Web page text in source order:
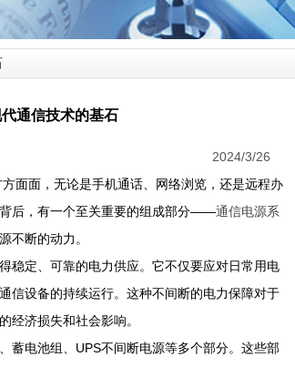
通信技术的基石
2024/3/26
面，无论是手机通话、网络浏览，还是远程办
后，有一个至关重要的组成部分——通信电源系
不断的动力。
定、可靠的电力供应。它不仅要应对日常用电
信设备的持续运行。这种不间断的电力保障对于
经济损失和社会影响。
蓄电池组、UPS不间断电源等多个部分。这些部